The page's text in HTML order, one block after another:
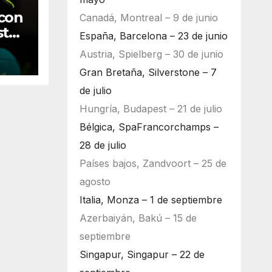
Canadá, Montreal – 9 de junio
España, Barcelona – 23 de junio
Austria, Spielberg – 30 de junio
Gran Bretaña, Silverstone – 7
de julio
Hungría, Budapest – 21 de julio
Bélgica, SpaFrancorchamps –
28 de julio
Países bajos, Zandvoort – 25 de
agosto
Italia, Monza – 1 de septiembre
Azerbaiyán, Bakú – 15 de
septiembre
Singapur, Singapur – 22 de